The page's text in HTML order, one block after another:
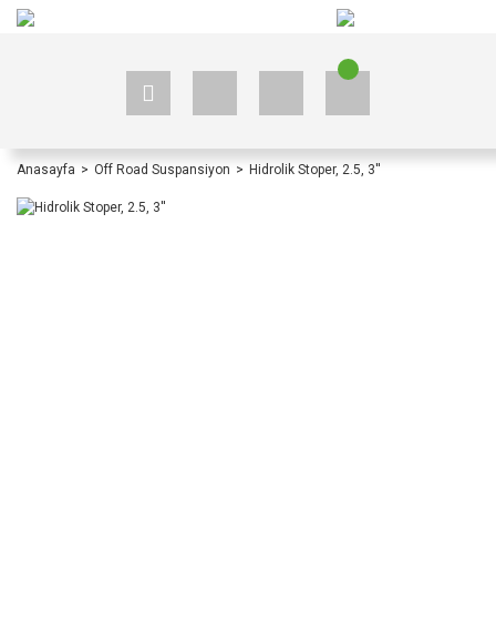
Anasayfa Off Road Suspansiyon Hidrolik Stoper, 2.5, 3''